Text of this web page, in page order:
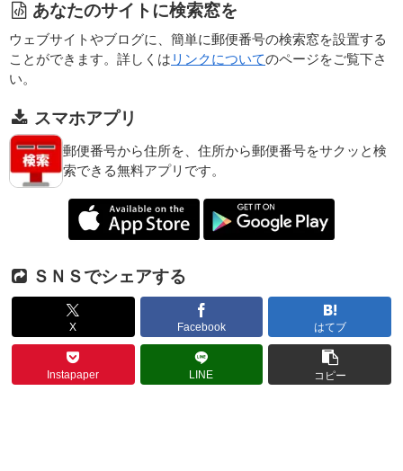
あなたのサイトに検索窓を
ウェブサイトやブログに、簡単に郵便番号の検索窓を設置する
ことができます。詳しくは リンクについてのページをご覧下さ
い。
スマホアプリ
郵便番号から住所を、住所から郵便番号をサクッと検
索できる無料アプリです。
ＳＮＳでシェアする
X Facebook はてブ
Instapaper LINE コピー